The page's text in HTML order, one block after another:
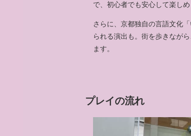
で、初心者でも安心して楽しめ
さらに、京都独自の言語文化
られる演出も。街を歩きなが
ます。
プレイの流れ